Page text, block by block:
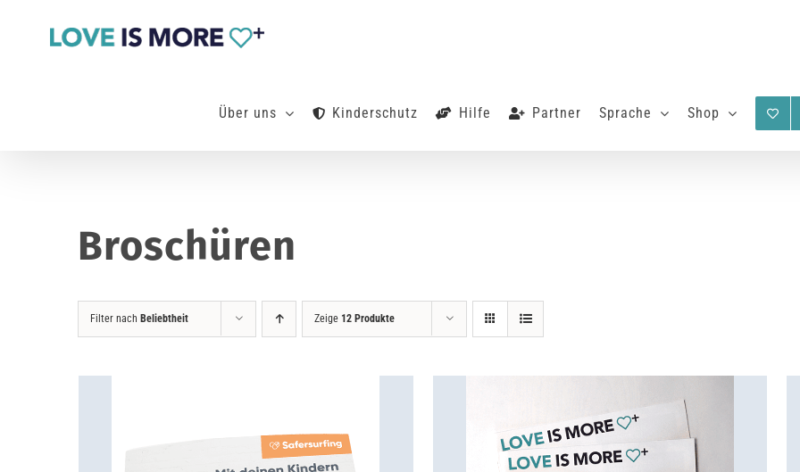
Über uns Kinderschutz Hilfe Partner Sprache Shop
Broschüren
Filter nach Beliebtheit Zeige 12 Produkte